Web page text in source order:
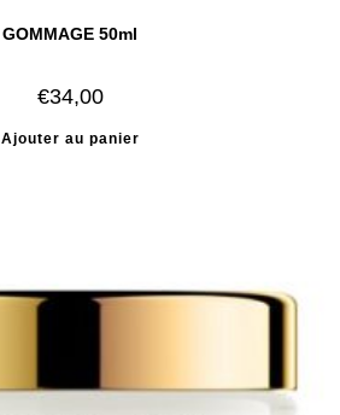
GOMMAGE 50ml
€34,00
Ajouter au panier